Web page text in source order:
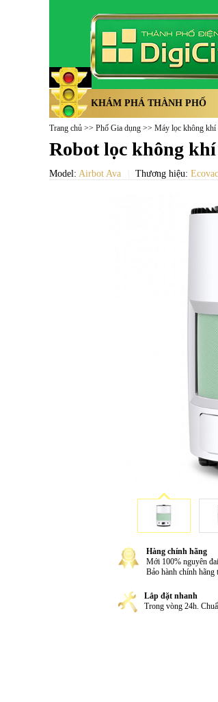
KHÁM PHÁ THÀNH PHỐ
Trang chủ >> Phố Gia dụng >> Máy lọc không khí
Robot lọc không khí
Model: Airbot Ava Thương hiệu:
Hàng chính hãng
Mới 100% nguyên
Bảo hành chính hãng
Lắp đặt nhanh
Trong vòng 24h.